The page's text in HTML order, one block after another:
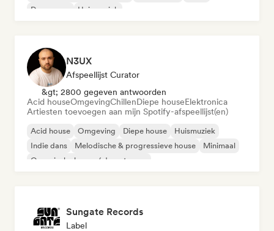
Droompop
Huismuziek
N3UX
Afspeellijst Curator
&gt; 2800 gegeven antwoorden
Acid houseOmgevingChillenDiepe houseElektronica
Artiesten toevoegen aan mijn Spotify-afspeellijst(en)
Acid house Omgeving Diepe house
Huismuziek
Indie dans
Melodische & progressieve house
Minimaal
Organische house / downtempo
Sungate Records
Label